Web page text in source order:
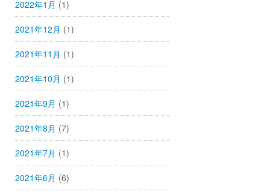
2022年1月 (1)
2021年12月 (1)
2021年11月 (1)
2021年10月 (1)
2021年9月 (1)
2021年8月 (7)
2021年7月 (1)
2021年6月 (6)